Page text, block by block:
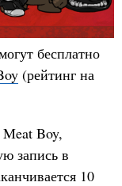
бесплатно
(рейтинг на
Boy,
запись в
10